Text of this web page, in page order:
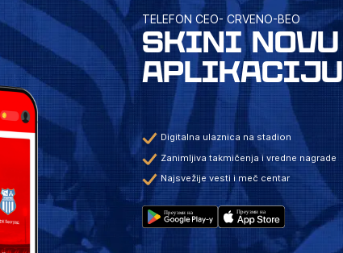
TELEFON CEO- CRVENO-BEO
SKINI NOVU
APLIKACIJU
Digitalna ulaznica na stadion
Zanimljiva takmičenja i vredne nagrade
Najsvežije vesti i meč centar